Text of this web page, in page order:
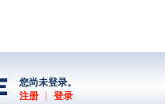
您尚未登录。
注册 | 登录